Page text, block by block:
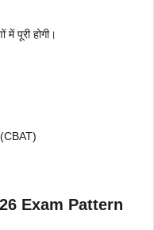
पूरी होगी।
Exam Pattern